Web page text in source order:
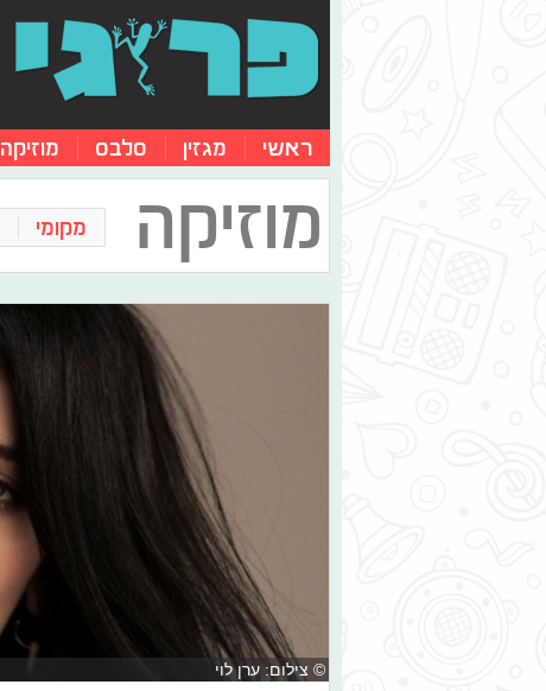
ראשי מגזין סלבס מוזיקה
מוזיקה מקומי
© צילום: ערן לוי